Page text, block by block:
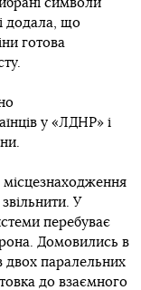
символи
додала, що
готова
у «ЛДНР» і
місцезнаходження
У
перебуває
Домовились в
двох паралельних
до взаємного